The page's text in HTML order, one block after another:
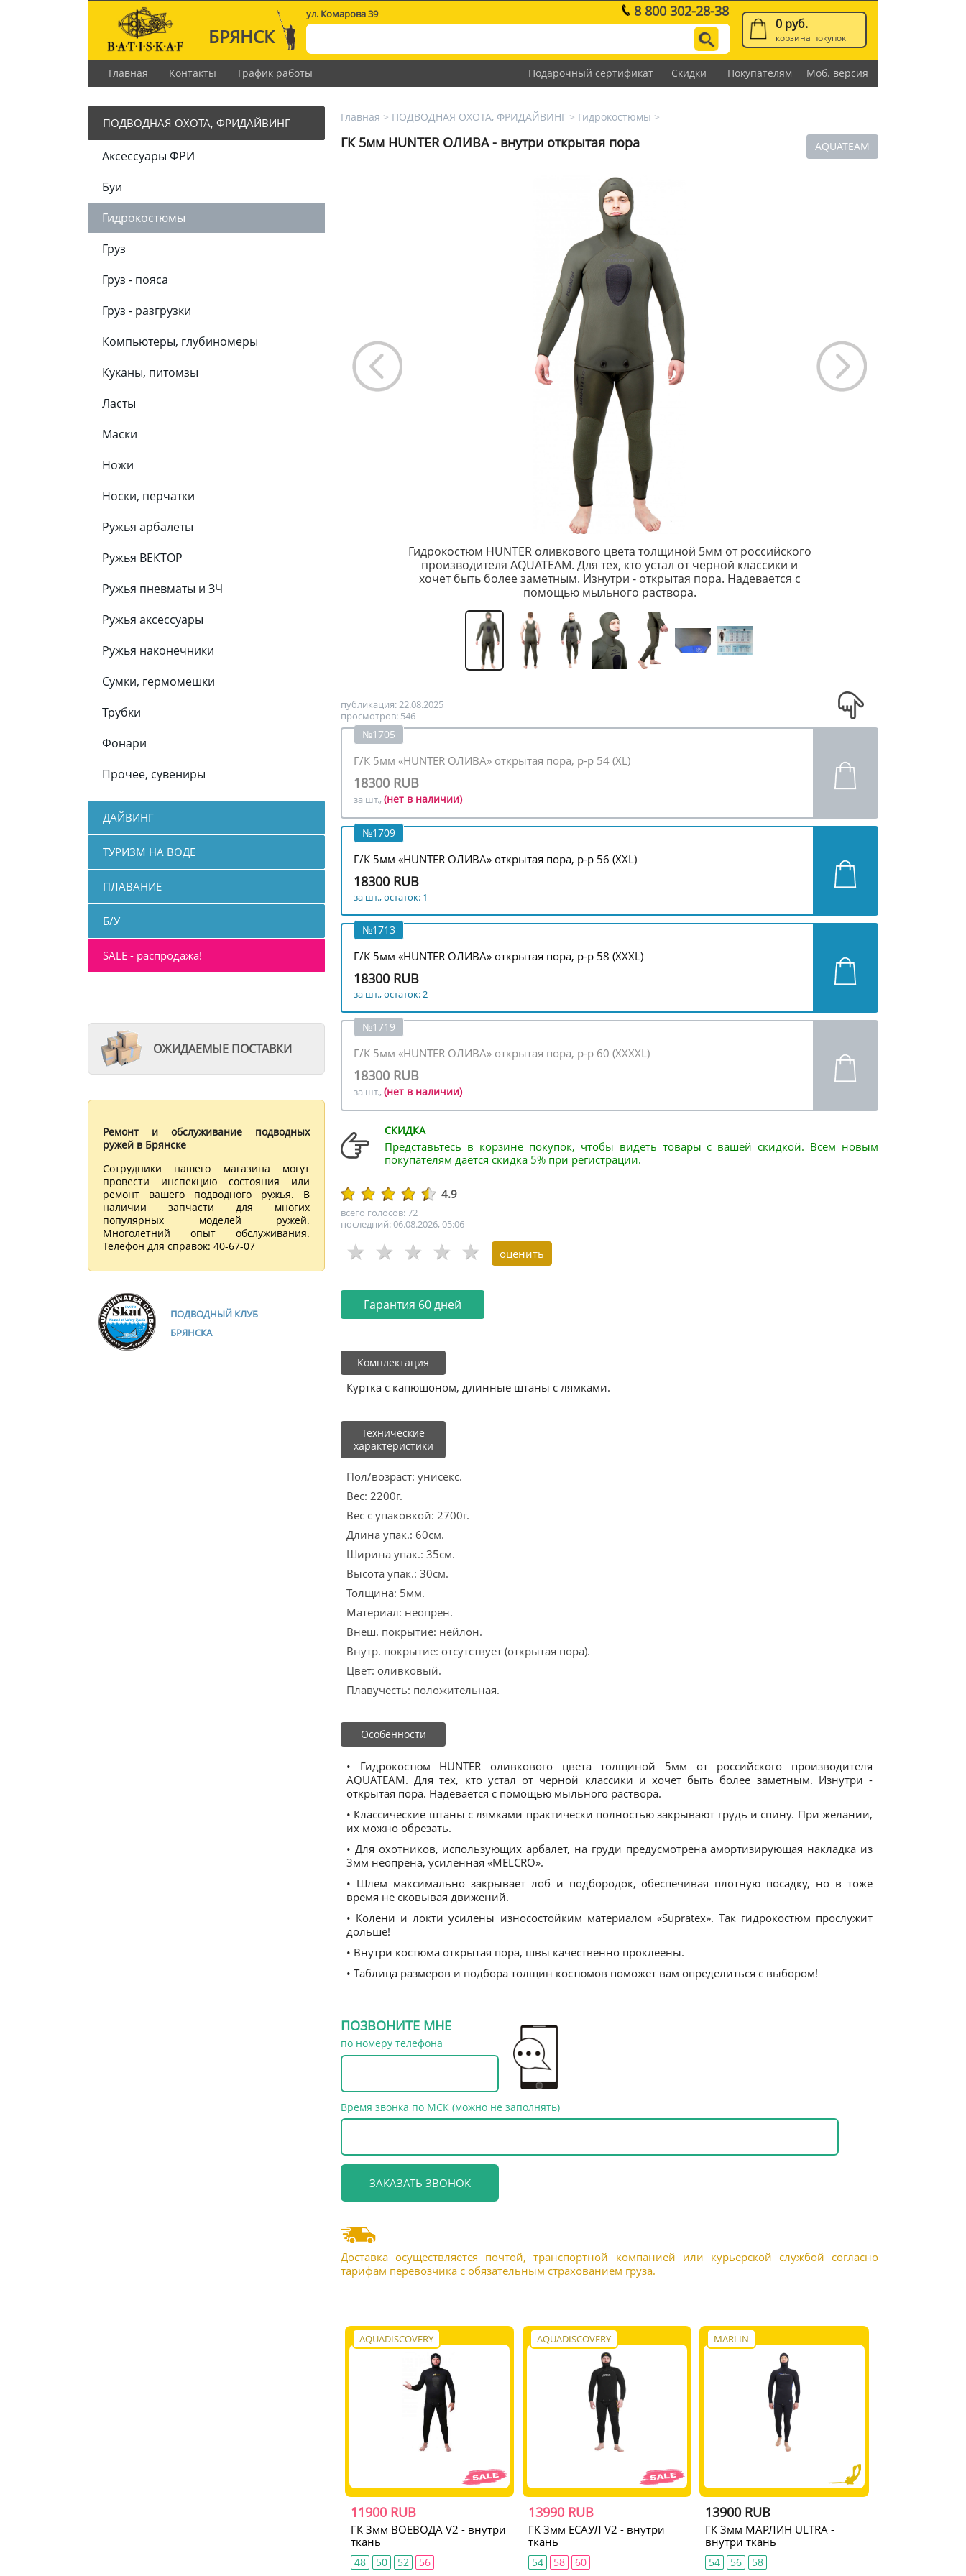
БРЯНСК
ул. Комарова 39 8 800 302-28-38
0 руб.
корзина покупок
Главная Контакты График работы Подарочный сертификат Скидки Покупателям Моб. версия
ПОДВОДНАЯ ОХОТА, ФРИДАЙВИНГ
Аксессуары ФРИ
Буи
Гидрокостюмы
Груз
Груз - пояса
Груз - разгрузки
Компьютеры, глубиномеры
Куканы, питомзы
Ласты
Маски
Ножи
Носки, перчатки
Ружья арбалеты
Ружья ВЕКТОР
Ружья пневматы и ЗЧ
Ружья аксессуары
Ружья наконечники
Сумки, гермомешки
Трубки
Фонари
Прочее, сувениры
ДАЙВИНГ
ТУРИЗМ НА ВОДЕ
ПЛАВАНИЕ
Б/У
SALE - распродажа!
ОЖИДАЕМЫЕ ПОСТАВКИ
Ремонт и обслуживание подводных
ружей в Брянске
Сотрудники нашего магазина могут
провести инспекцию состояния или
ремонт вашего подводного ружья. В
наличии запчасти для многих
популярных моделей ружей.
Многолетний опыт обслуживания.
Телефон для справок: 40-67-07
ПОДВОДНЫЙ КЛУБ
БРЯНСКА
Главная > ПОДВОДНАЯ ОХОТА, ФРИДАЙВИНГ > Гидрокостюмы >
AQUATEAM
ГК 5мм HUNTER ОЛИВА - внутри открытая пора
Гидрокостюм HUNTER оливкового цвета толщиной 5мм от российского
производителя AQUATEAM. Для тех, кто устал от черной классики и
хочет быть более заметным. Изнутри - открытая пора. Надевается с
помощью мыльного раствора.
публикация: 22.08.2025
просмотров: 546
№1705
Г/К 5мм «HUNTER ОЛИВА» открытая пора, р-р 54 (XL)
18300 RUB
за шт., (нет в наличии)
№1709
Г/К 5мм «HUNTER ОЛИВА» открытая пора, р-р 56 (XXL)
18300 RUB
за шт., остаток: 1
№1713
Г/К 5мм «HUNTER ОЛИВА» открытая пора, р-р 58 (XXXL)
18300 RUB
за шт., остаток: 2
№1719
Г/К 5мм «HUNTER ОЛИВА» открытая пора, р-р 60 (XXXXL)
18300 RUB
за шт., (нет в наличии)
СКИДКА
Представьтесь в корзине покупок, чтобы видеть товары с вашей скидкой. Всем новым
покупателям дается скидка 5% при регистрации.
4.9
всего голосов: 72
последний: 06.08.2026, 05:06
Гарантия 60 дней
Комплектация
Куртка с капюшоном, длинные штаны с лямками.
Технические
характеристики
Пол/возраст: унисекс.
Вес: 2200г.
Вес с упаковкой: 2700г.
Длина упак.: 60см.
Ширина упак.: 35см.
Высота упак.: 30см.
Толщина: 5мм.
Материал: неопрен.
Внеш. покрытие: нейлон.
Внутр. покрытие: отсутствует (открытая пора).
Цвет: оливковый.
Плавучесть: положительная.
Особенности
• Гидрокостюм HUNTER оливкового цвета толщиной 5мм от российского производителя
AQUATEAM. Для тех, кто устал от черной классики и хочет быть более заметным. Изнутри -
открытая пора. Надевается с помощью мыльного раствора.
• Классические штаны с лямками практически полностью закрывают грудь и спину. При желании,
их можно обрезать.
• Для охотников, использующих арбалет, на груди предусмотрена амортизирующая накладка из
3мм неопрена, усиленная «MELCRO».
• Шлем максимально закрывает лоб и подбородок, обеспечивая плотную посадку, но в тоже
время не сковывая движений.
• Колени и локти усилены износостойким материалом «Supratex». Так гидрокостюм прослужит
дольше!
• Внутри костюма открытая пора, швы качественно проклеены.
• Таблица размеров и подбора толщин костюмов поможет вам определиться с выбором!
ПОЗВОНИТЕ МНЕ
по номеру телефона
Время звонка по МСК (можно не заполнять)
Доставка осуществляется почтой, транспортной компанией или курьерской службой согласно
тарифам перевозчика с обязательным страхованием груза.
AQUADISCOVERY
11900 RUB
ГК 3мм ВОЕВОДА V2 - внутри
ткань
48 50 52 56
AQUADISCOVERY
13990 RUB
ГК 3мм ЕСАУЛ V2 - внутри
ткань
54 58 60
MARLIN
13900 RUB
ГК 3мм МАРЛИН ULTRA -
внутри ткань
54 56 58